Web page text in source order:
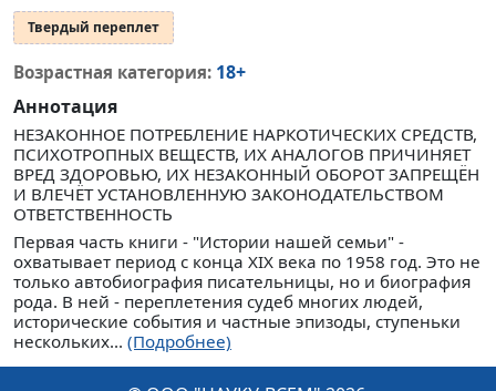
Твердый переплет
Возрастная категория: 18+
Аннотация
НЕЗАКОННОЕ ПОТРЕБЛЕНИЕ НАРКОТИЧЕСКИХ СРЕДСТВ,
ПСИХОТРОПНЫХ ВЕЩЕСТВ, ИХ АНАЛОГОВ ПРИЧИНЯЕТ
ВРЕД ЗДОРОВЬЮ, ИХ НЕЗАКОННЫЙ ОБОРОТ ЗАПРЕЩЁН
И ВЛЕЧЁТ УСТАНОВЛЕННУЮ ЗАКОНОДАТЕЛЬСТВОМ
ОТВЕТСТВЕННОСТЬ
Первая часть книги - "Истории нашей семьи" -
охватывает период с конца XIX века по 1958 год. Это не
только автобиография писательницы, но и биография
рода. В ней - переплетения судеб многих людей,
исторические события и частные эпизоды, ступеньки
нескольких... (Подробнее)